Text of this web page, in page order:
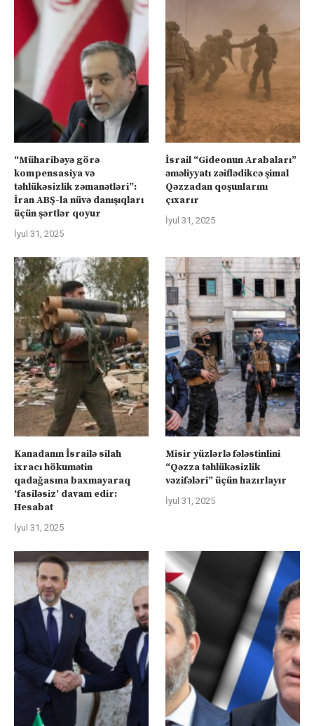
“Müharibəyə görə
kompensasiya və
təhlükəsizlik zəmanətləri”:
İran ABŞ-la nüvə danışıqları
üçün şərtlər qoyur
İyul 31, 2025
İsrail “Gideonun Arabaları”
əməliyyatı zəiflədikcə şimal
Qəzzadan qoşunlarını
çıxarır
İyul 31, 2025
Kanadanın İsrailə silah
ixracı hökumətin
qadağasına baxmayaraq
‘fasiləsiz’ davam edir:
Hesabat
İyul 31, 2025
Misir yüzlərlə fələstinlini
“Qəzza təhlükəsizlik
vəzifələri” üçün hazırlayır
İyul 31, 2025